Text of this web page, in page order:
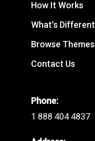
How It Works
What's Different
Browse Themes
Contact Us
Phone:
1 888 404 4837